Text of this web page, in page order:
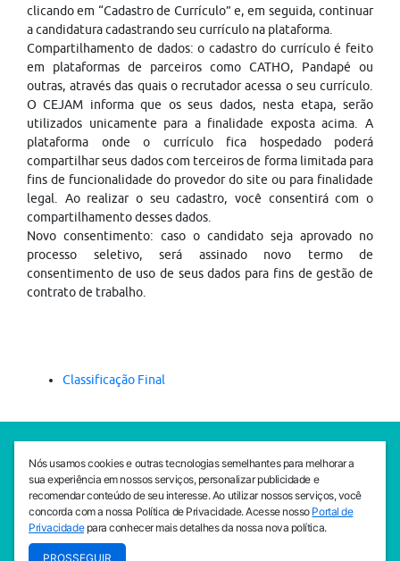
clicando em “Cadastro de Currículo” e, em seguida, continuar
a candidatura cadastrando seu currículo na plataforma.
Compartilhamento de dados: o cadastro do currículo é feito
em plataformas de parceiros como CATHO, Pandapé ou
outras, através das quais o recrutador acessa o seu currículo.
O CEJAM informa que os seus dados, nesta etapa, serão
utilizados unicamente para a finalidade exposta acima. A
plataforma onde o currículo fica hospedado poderá
compartilhar seus dados com terceiros de forma limitada para
fins de funcionalidade do provedor do site ou para finalidade
legal. Ao realizar o seu cadastro, você consentirá com o
compartilhamento desses dados.
Novo consentimento: caso o candidato seja aprovado no
processo seletivo, será assinado novo termo de
consentimento de uso de seus dados para fins de gestão de
contrato de trabalho.
Classificação Final
SEDE CEJAM
Av. da Liberdade, 765, Liberdade, São Paulo, 01503-001
(11) 3469 - 1818
INSTITUTO CEJAM
Av. da Liberdade, 765, Liberdade, São Paulo, 01503-001
Nós usamos cookies e outras tecnologias semelhantes para melhorar a
sua experiência em nossos serviços, personalizar publicidade e
recomendar conteúdo de seu interesse. Ao utilizar nossos serviços, você
concorda com a nossa Política de Privacidade. Acesse nosso Portal de
Privacidadepara conhecer mais detalhes da nossa nova política.
PROSSEGUIR